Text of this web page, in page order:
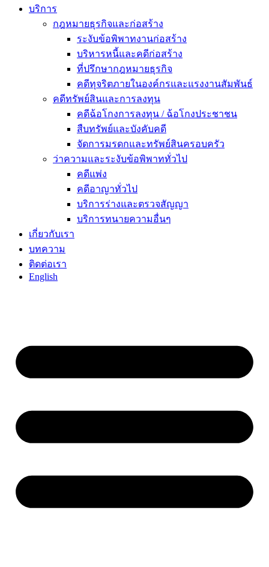
บริการ
กฎหมายธุรกิจและก่อสร้าง
ระงับข้อพิพาทงานก่อสร้าง
บริหารหนี้และคดีก่อสร้าง
ที่ปรึกษากฎหมายธุรกิจ
คดีทุจริตภายในองค์กรและแรงงานสัมพันธ์
คดีทรัพย์สินและการลงทุน
คดีฉ้อโกงการลงทุน / ฉ้อโกงประชาชน
สืบทรัพย์และบังคับคดี
จัดการมรดกและทรัพย์สินครอบครัว
ว่าความและระงับข้อพิพาททั่วไป
คดีแพ่ง
คดีอาญาทั่วไป
บริการร่างและตรวจสัญญา
บริการทนายความอื่นๆ
เกี่ยวกับเรา
บทความ
ติดต่อเรา
English